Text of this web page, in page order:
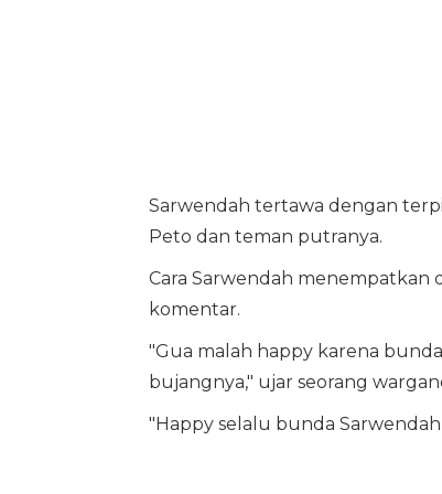
Sarwendah tertawa dengan
Peto dan teman putranya.
Cara Sarwendah
komentar.
"Gua malah happy karena
bujangnya," ujar seorang
"Happy selalu bunda